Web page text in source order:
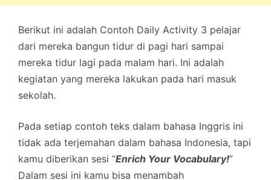
Berikut ini adalah Contoh Daily Activity 3 pelajar
dari mereka bangun tidur di pagi hari sampai
mereka tidur lagi pada malam hari. Ini adalah
kegiatan yang mereka lakukan pada hari masuk
sekolah.
Pada setiap contoh teks dalam bahasa Inggris ini
tidak ada terjemahan dalam bahasa Indonesia, tapi
kamu diberikan sesi “Enrich Your Vocabulary!”
Dalam sesi ini kamu bisa menambah